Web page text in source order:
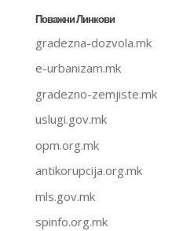
Поважни Линкови
gradezna-dozvola.mk
e-urbanizam.mk
gradezno-zemjiste.mk
uslugi.gov.mk
opm.org.mk
antikorupcija.org.mk
mls.gov.mk
spinfo.org.mk